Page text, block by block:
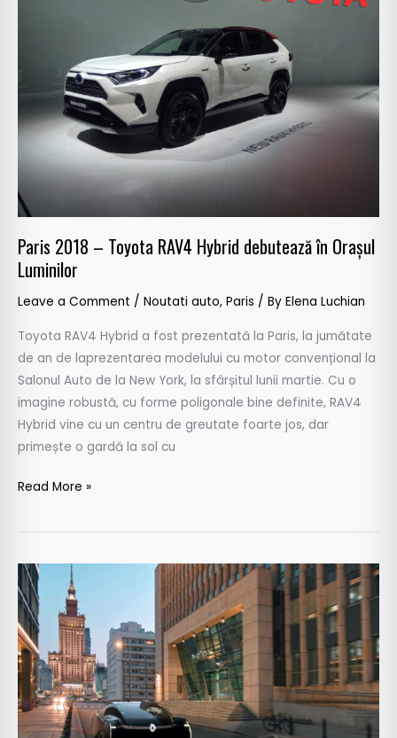
Paris 2018 – Toyota RAV4 Hybrid debutează în Orașul
Luminilor
Leave a Comment / Noutati auto, Paris / By Elena Luchian
Toyota RAV4 Hybrid a fost prezentată la Paris, la jumătate
de an de laprezentarea modelului cu motor convențional la
Salonul Auto de la New York, la sfârșitul lunii martie. Cu o
imagine robustă, cu forme poligonale bine definite, RAV4
Hybrid vine cu un centru de greutate foarte jos, dar
primește o gardă la sol cu
debutează
Orașul
Luminilor
Read More »
Paris
2018
–
Conceptul
Renault
EZ-
ULTIMO
este